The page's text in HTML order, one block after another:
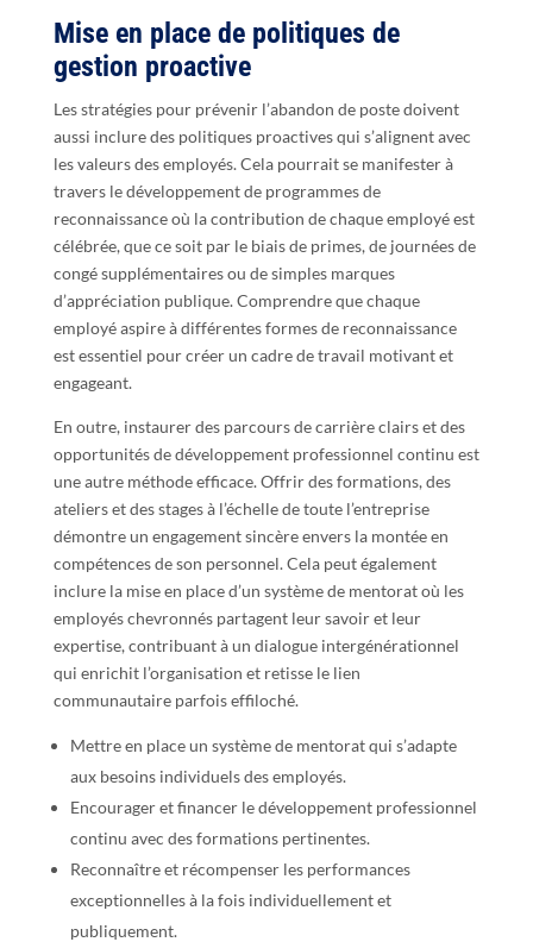
Mise en place de politiques de
gestion proactive
Les stratégies pour prévenir l’abandon de poste doivent
aussi inclure des politiques proactives qui s’alignent avec
les valeurs des employés. Cela pourrait se manifester à
travers le développement de programmes de
reconnaissance où la contribution de chaque employé est
célébrée, que ce soit par le biais de primes, de journées de
congé supplémentaires ou de simples marques
d’appréciation publique. Comprendre que chaque
employé aspire à différentes formes de reconnaissance
est essentiel pour créer un cadre de travail motivant et
engageant.
En outre, instaurer des parcours de carrière clairs et des
opportunités de développement professionnel continu est
une autre méthode efficace. Offrir des formations, des
ateliers et des stages à l’échelle de toute l’entreprise
démontre un engagement sincère envers la montée en
compétences de son personnel. Cela peut également
inclure la mise en place d’un système de mentorat où les
employés chevronnés partagent leur savoir et leur
expertise, contribuant à un dialogue intergénérationnel
qui enrichit l’organisation et retisse le lien
communautaire parfois effiloché.
Mettre en place un système de mentorat qui s’adapte
aux besoins individuels des employés.
Encourager et financer le développement professionnel
continu avec des formations pertinentes.
Reconnaître et récompenser les performances
exceptionnelles à la fois individuellement et
publiquement.